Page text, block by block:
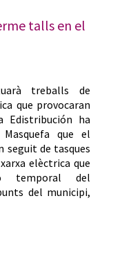
talls en el
treballs de
que provocaran
Edistribución ha
que el
seguit de tasques
elèctrica que
temporal del
del municipi,